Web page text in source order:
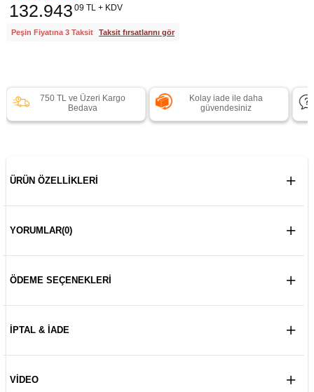
132.943 09 TL + KDV
Peşin Fiyatına 3 Taksit Taksit fırsatlarını gör
750 TL ve Üzeri Kargo
Bedava
Kolay iade ile daha
güvendesiniz
ÜRÜN ÖZELLIKLERI
YORUMLAR(0)
ÖDEME SEÇENEKLERI
İPTAL & İADE
VIDEO